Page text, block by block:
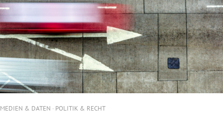
MEDIEN & DATEN · POLITIK & RECHT